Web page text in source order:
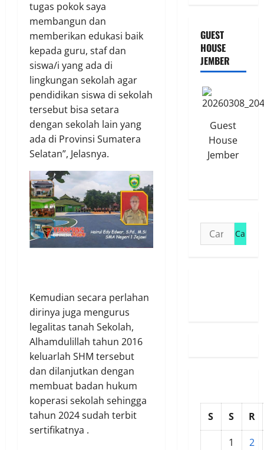
tugas pokok saya
membangun dan
memberikan edukasi baik
kepada guru, staf dan
siswa/i yang ada di
lingkungan sekolah agar
pendidikan siswa di sekolah
tersebut bisa setara
dengan sekolah lain yang
ada di Provinsi Sumatera
Selatan”, Jelasnya.
Kemudian secara perlahan
dirinya juga mengurus
legalitas tanah Sekolah,
Alhamdulillah tahun 2016
keluarlah SHM tersebut
dan dilanjutkan dengan
membuat badan hukum
koperasi sekolah sehingga
tahun 2024 sudah terbit
sertifikatnya .
GUEST
HOUSE
JEMBER
Guest
House
Jember
Cari
untuk:
S S
R
1
2